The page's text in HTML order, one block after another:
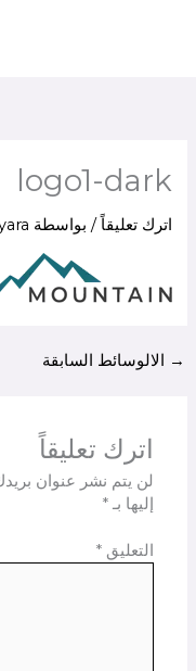
logo1-dark
اترك تعليقاً / بواسطة
→ الالوسائط السابقة
اترك تعليقاً
لن يتم نشر عنوان
إليها بـ*
التعليق*